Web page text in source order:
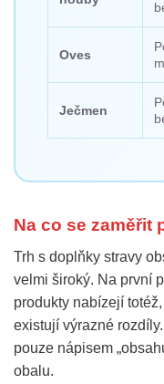
Oves
Ječmen
Na co se zaměřit
Trh s doplňky stravy
velmi široký. Na první
produkty nabízejí
existují výrazné
pouze nápisem
obalu.